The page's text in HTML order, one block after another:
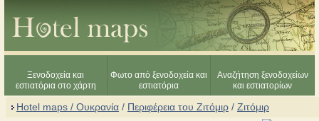
Ξενοδοχεία και
εστιατόρια στο χάρτη
Φωτο από ξενοδοχεία και
εστιατόρια
Αναζήτηση ξενοδοχείων
και εστιατορίων
Hotel maps / Ουκρανία / Περιφέρεια του Ζιτόμιρ / Ζιτόμιρ